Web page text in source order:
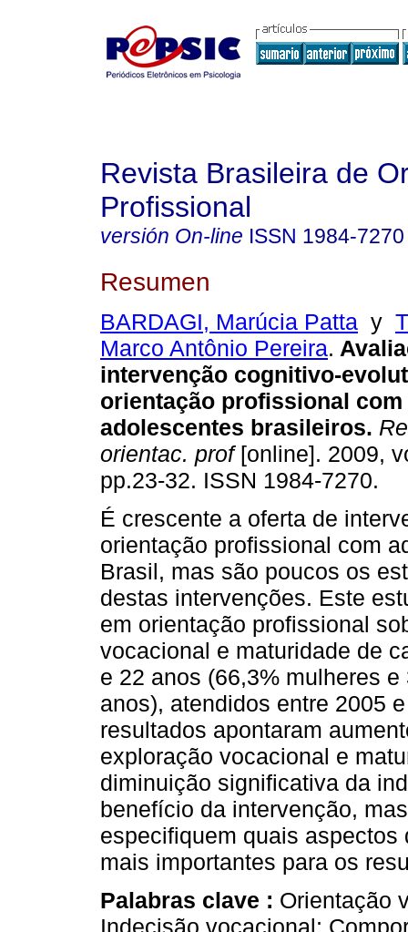
Revista Brasileira de
Profissional
versión On-line ISSN 1984-7270
Resumen
BARDAGI, Marúcia Patta y
Marco Antônio Pereira.
intervenção cognitivo-
orientação profissional
adolescentes brasileiros.
orientac. prof[online]. 2009,
pp.23-32. ISSN 1984-7270.
É crescente a oferta de
orientação profissional com
Brasil, mas são poucos os
destas intervenções. Este
em orientação profissional
vocacional e maturidade de
e 22 anos (66,3% mulheres
anos), atendidos entre 2005
resultados apontaram
exploração vocacional e
diminuição significativa da
benefício da intervenção,
especifiquem quais
mais importantes para os
Palabras clave : Orientação